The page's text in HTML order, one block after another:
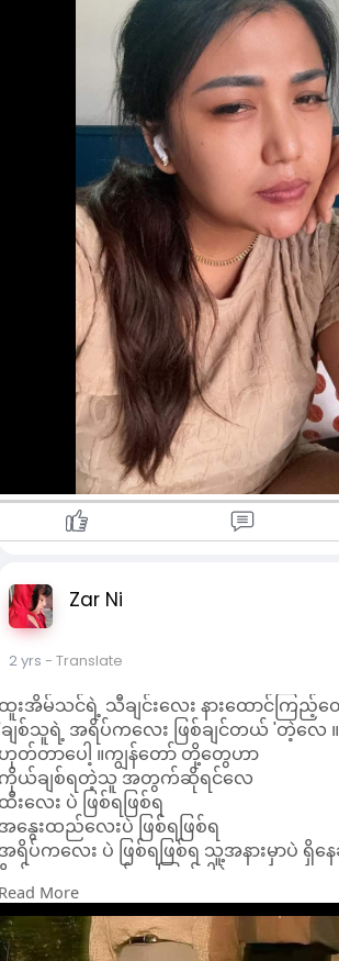
Zar Ni
2 yrs - Translate
းအိမ်သင်ရဲ့ သီချင်းလေး နားထောင်ကြည့်တ
ျစ်သူရဲ့ အရိပ်ကလေး ဖြစ်ချင်တယ် 'တဲ့လေ ။
တ်တာပေါ့ ။ကျွန်တော် တို့တွေဟာ
ယ်ချစ်ရတဲ့သူ အတွက်ဆိုရင်လေ
းလေး ပဲ ဖြစ်ရဖြစ်ရ
နွေးထည်လေးပဲ ဖြစ်ရဖြစ်ရ
ရိပ်ကလေး ပဲ ဖြစ်ရဖြစ်ရ သူ့အနားမှာပဲ ရှိန
တ်ဆန္ဒလေး တစ်ခုကြောင့်ပါပဲ ။
ယ်ချစ်ရတဲ့သူ နဲ့အတူတကွ ရှိနေရတဲ့
ချိန်‌တွေဟာလေ ‌ဘယ်လောက်တောင်
ြည်နူးစရာကောင်းလိုက်သလဲ ကွယ် ။
More